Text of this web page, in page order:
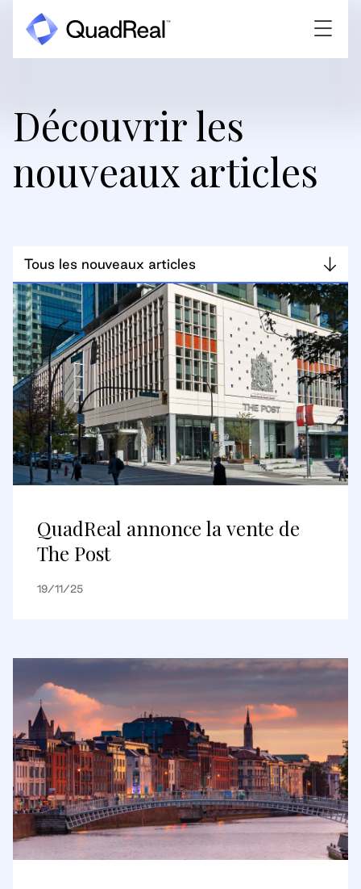
Découvrir les
nouveaux articles
Tous les nouveaux articles
QuadReal annonce la vente de
The Post
19/11/25